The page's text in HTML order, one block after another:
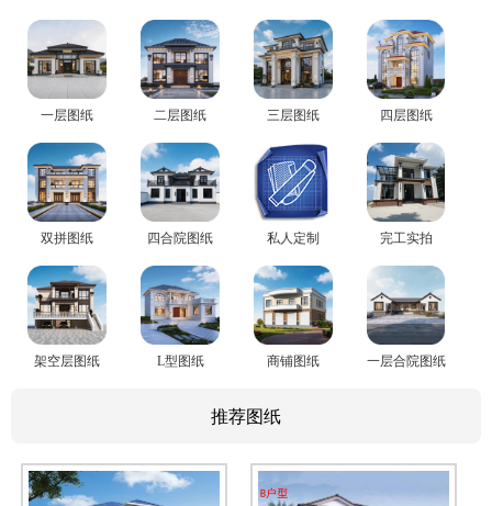
一层图纸 二层图纸 三层图纸 四层图纸
双拼图纸 四合院图纸 私人定制 完工实拍
架空层图纸 L型图纸 商铺图纸 一层合院图纸
推荐图纸